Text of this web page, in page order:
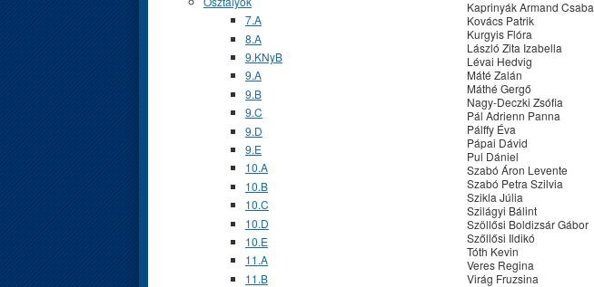
Kaprinyák Armand Csaba
Kovács Patrik
Kurgyis Flóra
László Zita Izabella
Lévai Hedvig
Máté Zalán
Máthé Gergő
Nagy-Deczki Zsófia
Pál Adrienn Panna
Pálffy Éva
Pápai Dávid
Pul Dániel
Szabó Áron Levente
Szabó Petra Szilvia
Szikla Júlia
Szilágyi Bálint
Szöllősi Boldizsár Gábor
Szőllősi Ildikó
Tóth Kevin
Veres Regina
Virág Fruzsina
7.A
8.A
9.KNyB
9.A
9.B
9.C
9.D
9.E
10.A
10.B
10.C
10.D
10.E
11.A
11.B